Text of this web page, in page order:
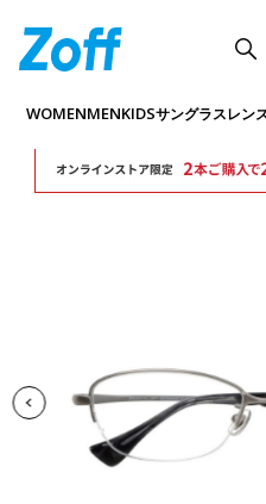
WOMENMENKIDSサングラスレン